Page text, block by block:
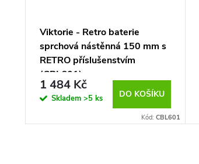
Viktorie - Retro baterie
sprchová nástěnná 150 mm s
RETRO příslušenstvím
(CBL601)
1 484 Kč
Skladem >5 ks DO KOŠÍKU
Kód: CBL601